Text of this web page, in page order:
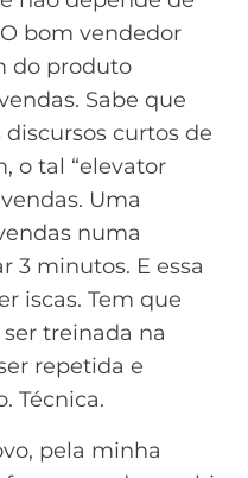
bom vendedor
do produto
Sabe que
curtos de
o tal “elevator
Uma
numa
3 minutos. E essa
iscas. Tem que
treinada na
repetida e
Técnica.
pela minha